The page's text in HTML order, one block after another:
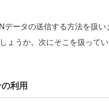
ータの送信する方法を扱
ょうか。次にそこを扱ってい
利用